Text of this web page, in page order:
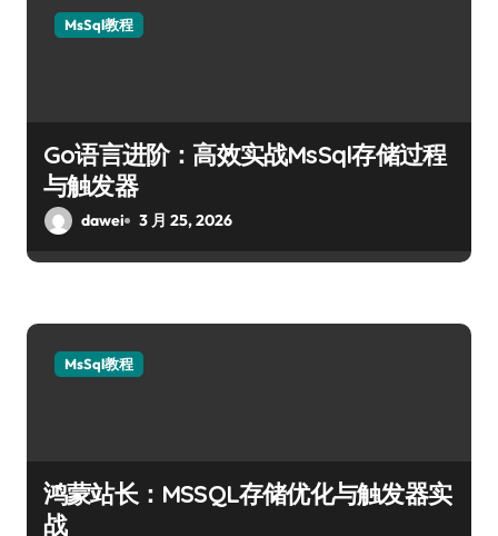
MsSql教程
Go语言进阶：高效实战MsSql存储过程
与触发器
dawei 3 月 25, 2026
MsSql教程
鸿蒙站长：MSSQL存储优化与触发器实
战